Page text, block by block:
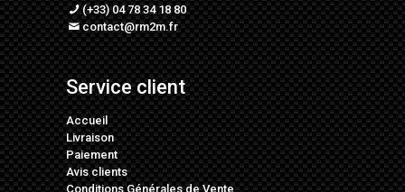
(+33) 04 78 34 18 80
contact@rm2m.fr
Service client
Accueil
Livraison
Paiement
Avis clients
Conditions Générales de Vente